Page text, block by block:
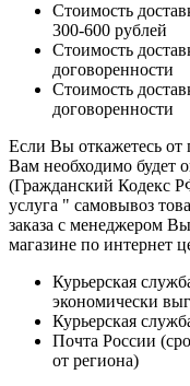
Стоимость
300-600 рублей
Стоимость
договоренности
Стоимость
договоренности
Если Вы откажетесь от
Вам необходимо будет
(Гражданский Кодекс
услуга " самовывоз
заказа с менеджером
магазине по интернет
Курьерская
экономически
Курьерская
Почта России
от региона)